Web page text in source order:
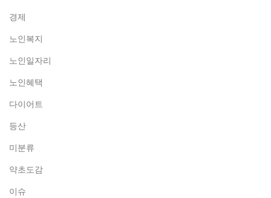
경제
노인복지
노인일자리
노인혜택
다이어트
등산
미분류
약초도감
이슈